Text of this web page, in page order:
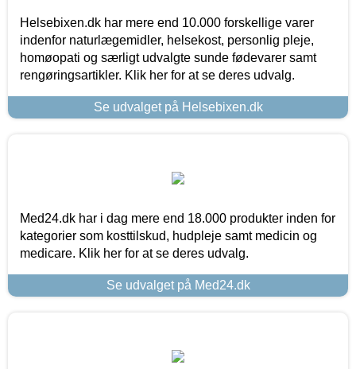
Helsebixen.dk har mere end 10.000 forskellige varer
indenfor naturlægemidler, helsekost, personlig pleje,
homøopati og særligt udvalgte sunde fødevarer samt
rengøringsartikler. Klik her for at se deres udvalg.
Se udvalget på Helsebixen.dk
Med24.dk har i dag mere end 18.000 produkter inden for
kategorier som kosttilskud, hudpleje samt medicin og
medicare. Klik her for at se deres udvalg.
Se udvalget på Med24.dk